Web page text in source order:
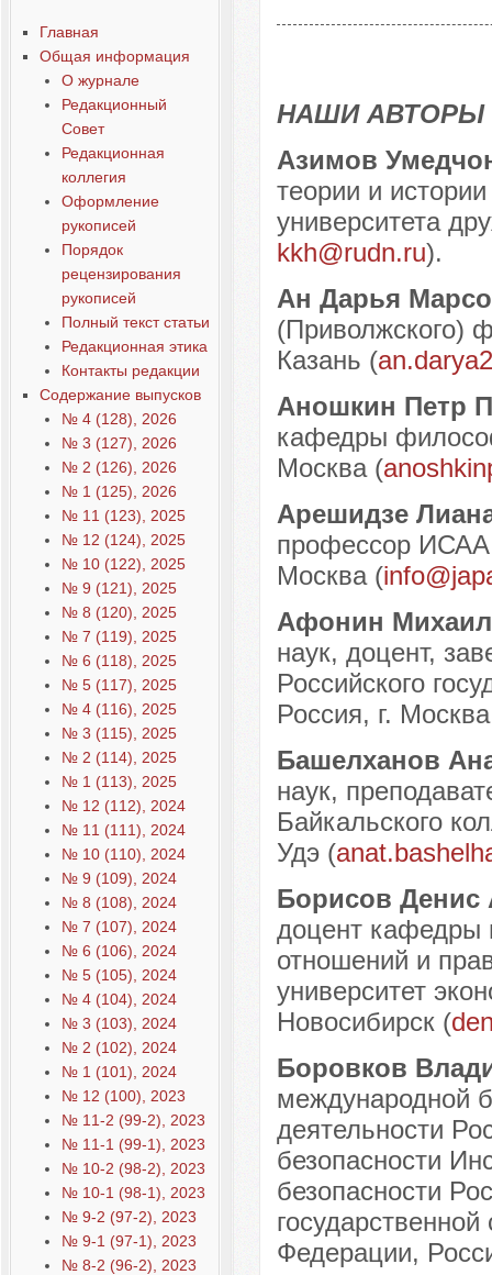
Наши авторы № 4-2023
Главная
Общая информация
О журнале
Редакционный
Совет
Редакционная
коллегия
Оформление
рукописей
Порядок
рецензирования
рукописей
Полный текст статьи
Редакционная этика
Контакты редакции
Содержание выпусков
№ 4 (128), 2026
№ 3 (127), 2026
№ 2 (126), 2026
№ 1 (125), 2026
№ 11 (123), 2025
№ 12 (124), 2025
№ 10 (122), 2025
№ 9 (121), 2025
№ 8 (120), 2025
№ 7 (119), 2025
№ 6 (118), 2025
№ 5 (117), 2025
№ 4 (116), 2025
№ 3 (115), 2025
№ 2 (114), 2025
№ 1 (113), 2025
№ 12 (112), 2024
№ 11 (111), 2024
№ 10 (110), 2024
№ 9 (109), 2024
№ 8 (108), 2024
№ 7 (107), 2024
№ 6 (106), 2024
№ 5 (105), 2024
№ 4 (104), 2024
№ 3 (103), 2024
№ 2 (102), 2024
№ 1 (101), 2024
№ 12 (100), 2023
№ 11-2 (99-2), 2023
№ 11-1 (99-1), 2023
№ 10-2 (98-2), 2023
№ 10-1 (98-1), 2023
№ 9-2 (97-2), 2023
№ 9-1 (97-1), 2023
№ 8-2 (96-2), 2023
НАШИ АВТОРЫ
Азимов
теории и
университета
kkh@rudn.ru).
Ан Дарья
(Приволжского)
Казань (
Аношкин Петр
кафедры
Москва (
Арешидзе
профессор
Москва (
Афонин
наук, доцент,
Российского
Россия, г.
Башелханов
наук,
Байкальского
Удэ (
Борисов Денис
доцент кафедры
отношений и
университет
Новосибирск (
Боровков
международной
деятельности
безопасности
безопасности
Федерации,